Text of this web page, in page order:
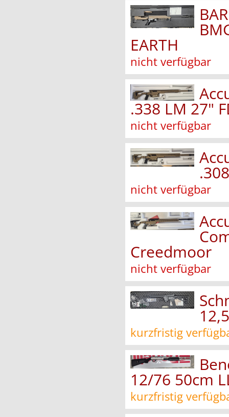
EARTH
nicht verfügbar
.338 LM 27"
nicht verfügbar
nicht verfügbar
Creedmoor
nicht verfügbar
kurzfristig
12/76 50cm
kurzfristig